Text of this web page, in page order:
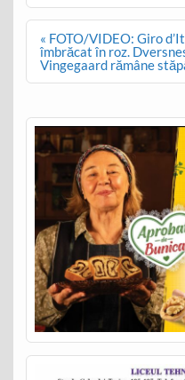
Post
navigation
« FOTO/VIDEO: Giro
îmbrăcat în roz.
Vingegaard rămâne